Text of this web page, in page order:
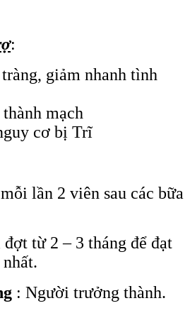
:
giảm nhanh tình
mạch
cơ bị Trĩ
lần 2 viên sau các bữa
từ 2 – 3 tháng để đạt
: Người trưởng thành.